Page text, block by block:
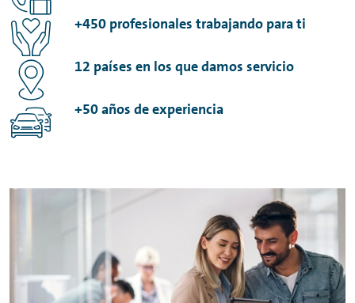
+450 profesionales trabajando para ti
12 países en los que damos servicio
+50 años de experiencia